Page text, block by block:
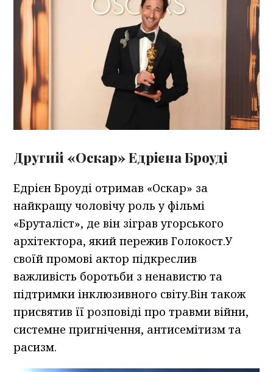
Другий «Оскар» Едрієна Броуді
Едрієн Броуді отримав «Оскар» за
найкращу чоловічу роль у фільмі
«Бруталіст», де він зіграв угорського
архітектора, який пережив Голокост.У
своїй промові актор підкреслив
важливість боротьби з ненавистю та
підтримки інклюзивного світу.Він також
присвятив її розповіді про травми війни,
системне пригнічення, антисемітизм та
расизм.